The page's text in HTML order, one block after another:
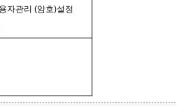
자관리 (암호)설정